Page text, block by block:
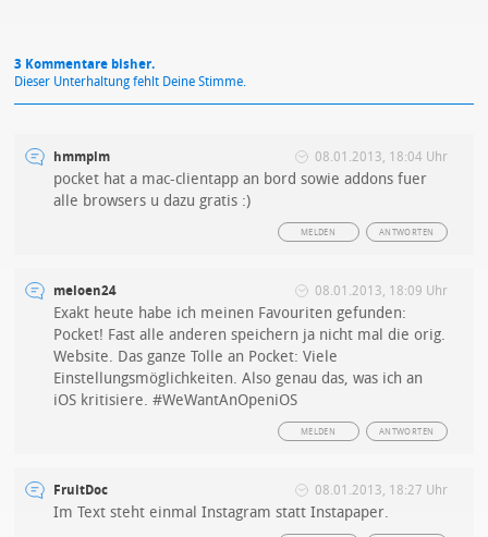
3 Kommentare bisher.
Dieser Unterhaltung fehlt Deine Stimme.
hmmplm 08.01.2013, 18:04 Uhr
pocket hat a mac-clientapp an bord sowie addons fuer
alle browsers u dazu gratis :)
ANTWORTEN
MELDEN
meloen24 08.01.2013, 18:09 Uhr
Exakt heute habe ich meinen Favouriten gefunden:
Pocket! Fast alle anderen speichern ja nicht mal die orig.
Website. Das ganze Tolle an Pocket: Viele
Einstellungsmöglichkeiten. Also genau das, was ich an
iOS kritisiere. #WeWantAnOpeniOS
ANTWORTEN
MELDEN
FruitDoc 08.01.2013, 18:27 Uhr
Im Text steht einmal Instagram statt Instapaper.